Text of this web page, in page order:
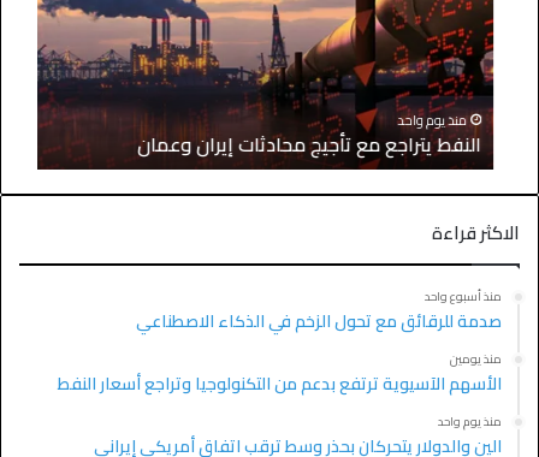
منذ يوم واحد
النفط يتراجع مع تأجيج محادثات إيران وعمان
الاكثر قراءة
منذ أسبوع واحد
صدمة للرقائق مع تحول الزخم في الذكاء الاصطناعي
منذ يومين
الأسهم الآسيوية ترتفع بدعم من التكنولوجيا وتراجع أسعار النفط
منذ يوم واحد
الين والدولار يتحركان بحذر وسط ترقب اتفاق أمريكي إيراني